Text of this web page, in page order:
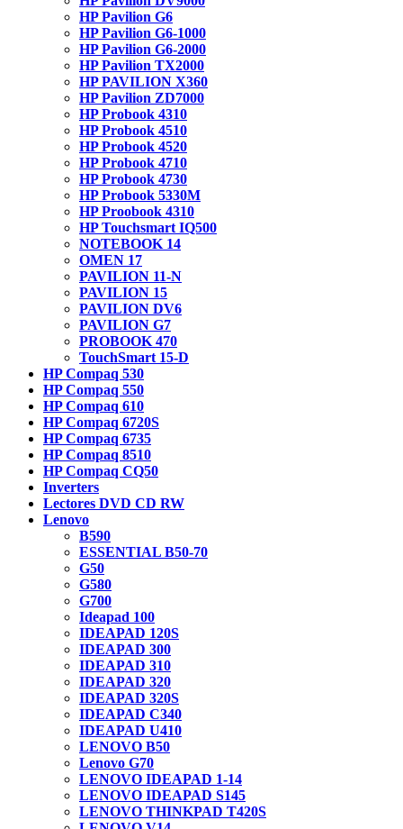
HP Pavilion G6
HP Pavilion G6-1000
HP Pavilion G6-2000
HP Pavilion TX2000
HP PAVILION X360
HP Pavilion ZD7000
HP Probook 4310
HP Probook 4510
HP Probook 4520
HP Probook 4710
HP Probook 4730
HP Probook 5330M
HP Proobook 4310
HP Touchsmart IQ500
NOTEBOOK 14
OMEN 17
PAVILION 11-N
PAVILION 15
PAVILION DV6
PAVILION G7
PROBOOK 470
TouchSmart 15-D
HP Compaq 530
HP Compaq 550
HP Compaq 610
HP Compaq 6720S
HP Compaq 6735
HP Compaq 8510
HP Compaq CQ50
Inverters
Lectores DVD CD RW
Lenovo
B590
ESSENTIAL B50-70
G50
G580
G700
Ideapad 100
IDEAPAD 120S
IDEAPAD 300
IDEAPAD 310
IDEAPAD 320
IDEAPAD 320S
IDEAPAD C340
IDEAPAD U410
LENOVO B50
Lenovo G70
LENOVO IDEAPAD 1-14
LENOVO IDEAPAD S145
LENOVO THINKPAD T420S